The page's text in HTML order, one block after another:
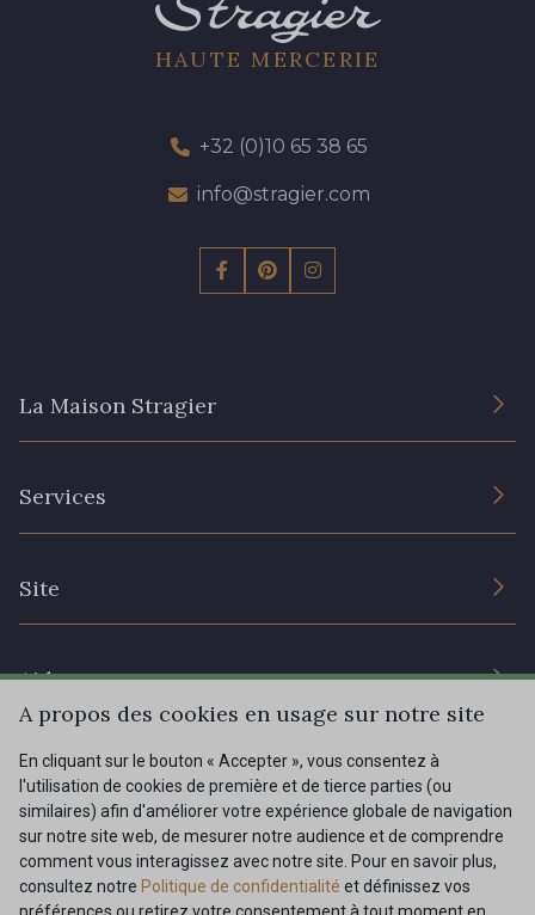
HAUTE MERCERIE
+32 (0)10 65 38 65
info@stragier.com
La Maison Stragier
Services
Site
Prix réduits
Magazine
Aide
Livraison : France, Belgique, International
Retours & réclamations
FAQ - Questions fréquentes
Modes de paiements
Menu
Tous nos tissus
Magazine
FR EN
A propos des cookies en usage sur notre site
En cliquant sur le bouton « Accepter », vous consentez à
l'utilisation de cookies de première et de tierce parties (ou
similaires) afin d'améliorer votre expérience globale de navigation
sur notre site web, de mesurer notre audience et de comprendre
comment vous interagissez avec notre site. Pour en savoir plus,
consultez notre Politique de confidentialité et définissez vos